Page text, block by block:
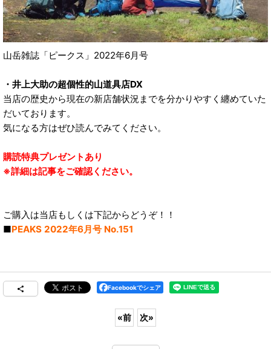
山岳雑誌「ピークス」2022年6月号
・井上大助の超個性的山道具店DX
当店の歴史から現在の新店舗状況までを分かりやすく纏めていた
だいております。
気になる方はぜひ読んでみてください。
購読特典プレゼントあり
※詳細は記事をご確認ください。
ご購入は当店もしくは下記からどうぞ！！
■PEAKS 2022年6月号 No.151
Facebookでシェア
«前 次»